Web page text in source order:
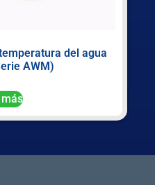
del agua
AWM)